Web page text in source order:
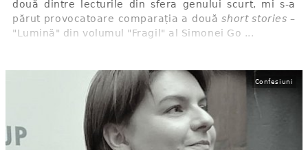
două dintre lecturile din sfera genului scurt, mi s-a
părut provocatoare comparația a douăshort stories –
"Lumină" din volumul "Fragil" al Simonei Go ...
Confesiuni